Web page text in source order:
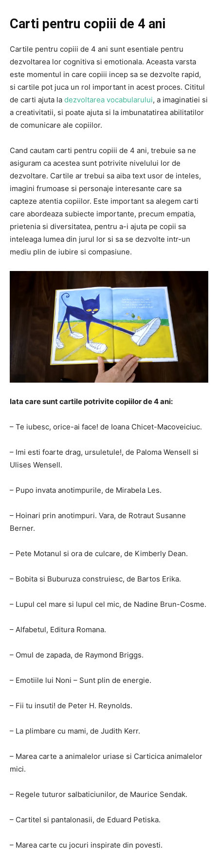
Carti pentru copiii de 4 ani
Cartile pentru copiii de 4 ani sunt esentiale pentru
dezvoltarea lor cognitiva si emotionala. Aceasta varsta
este momentul in care copiii incep sa se dezvolte rapid,
si cartile pot juca un rol important in acest proces. Cititul
de carti ajuta la dezvoltarea vocabularului, a imaginatiei si
a creativitatii, si poate ajuta si la imbunatatirea abilitatilor
de comunicare ale copiilor.
Cand cautam carti pentru copiii de 4 ani, trebuie sa ne
asiguram ca acestea sunt potrivite nivelului lor de
dezvoltare. Cartile ar trebui sa aiba text usor de inteles,
imagini frumoase si personaje interesante care sa
capteze atentia copiilor. Este important sa alegem carti
care abordeaza subiecte importante, precum empatia,
prietenia si diversitatea, pentru a-i ajuta pe copii sa
inteleaga lumea din jurul lor si sa se dezvolte intr-un
mediu plin de iubire si compasiune.
Iata care sunt cartile potrivite copiilor de 4 ani:
– Te iubesc, orice-ai face! de Ioana Chicet-Macoveiciuc.
– Imi esti foarte drag, ursuletule!, de Paloma Wensell si
Ulises Wensell.
– Pupo invata anotimpurile, de Mirabela Les.
– Hoinari prin anotimpuri. Vara, de Rotraut Susanne
Berner.
– Pete Motanul si ora de culcare, de Kimberly Dean.
– Bobita si Buburuza construiesc, de Bartos Erika.
– Lupul cel mare si lupul cel mic, de Nadine Brun-Cosme.
– Alfabetul, Editura Romana.
– Omul de zapada, de Raymond Briggs.
– Emotiile lui Noni – Sunt plin de energie.
– Fii tu insuti! de Peter H. Reynolds.
– La plimbare cu mami, de Judith Kerr.
– Marea carte a animalelor uriase si Carticica animalelor
mici.
– Regele tuturor salbaticiunilor, de Maurice Sendak.
– Cartitel si pantalonasii, de Eduard Petiska.
– Marea carte cu jocuri inspirate din povesti.